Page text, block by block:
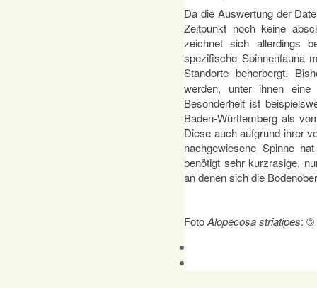
Da die Auswertung der
Zeitpunkt noch keine
zeichnet sich allerdings
spezifische Spinnenfauna
Standorte beherbergt.
werden, unter ihnen
Besonderheit ist
Baden-Württemberg als
Diese auch aufgrund ihrer
nachgewiesene Spinne
benötigt sehr kurzrasige,
an denen sich die
FotoAlopecosa striatipes: ©